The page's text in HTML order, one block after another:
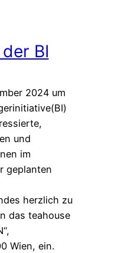
BI
2024 um
und
im
geplanten
herzlich zu
das teahouse
Wien, ein.